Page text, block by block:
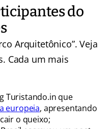
do
Arquitetônico”. Veja
Cada um mais
Turistando.in que
europeia, apresentando
o queixo;